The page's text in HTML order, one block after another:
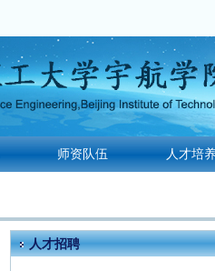
师资队伍 人才培
人才招聘